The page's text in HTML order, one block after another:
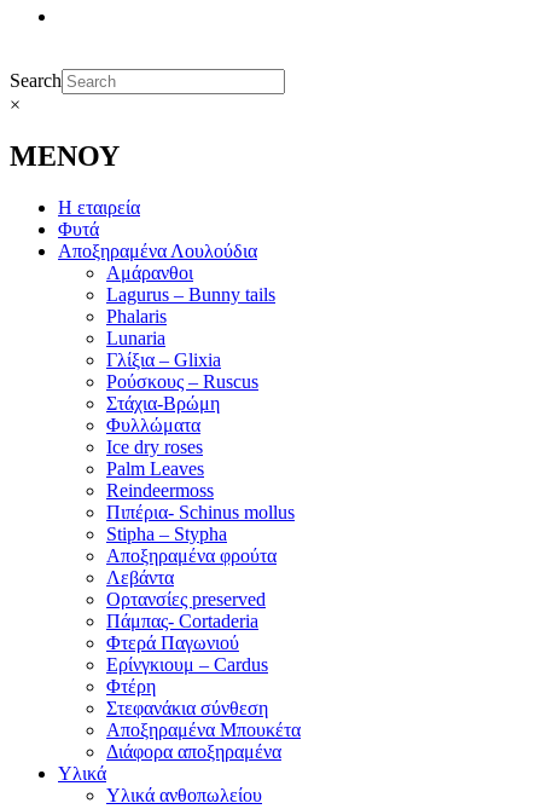
Search
×
ΜΕΝΟΥ
Η εταιρεία
Φυτά
Αποξηραμένα Λουλούδια
Αμάρανθοι
Lagurus – Bunny tails
Phalaris
Lunaria
Γλίξια – Glixia
Ρούσκους – Ruscus
Στάχια-Βρώμη
Φυλλώματα
Ice dry roses
Palm Leaves
Reindeermoss
Πιπέρια- Schinus mollus
Stipha – Stypha
Αποξηραμένα φρούτα
Λεβάντα
Ορτανσίες preserved
Πάμπας- Cortaderia
Φτερά Παγωνιού
Ερίνγκιουμ – Cardus
Φτέρη
Στεφανάκια σύνθεση
Αποξηραμένα Μπουκέτα
Διάφορα αποξηραμένα
Υλικά
Υλικά ανθοπωλείου